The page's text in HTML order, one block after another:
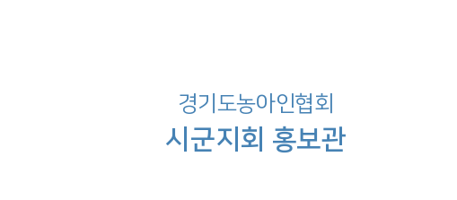
경기도농아인협회
시군지회 홍보관